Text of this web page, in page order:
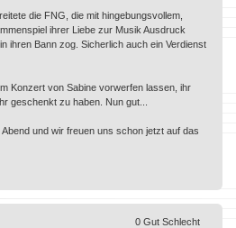
die FNG, die mit hingebungsvollem,
ihrer Liebe zur Musik Ausdruck
ihren Bann zog. Sicherlich auch ein Verdienst
Konzert von Sabine vorwerfen lassen, ihr
geschenkt zu haben. Nun gut...
und wir freuen uns schon jetzt auf das
0 Gut Schlecht